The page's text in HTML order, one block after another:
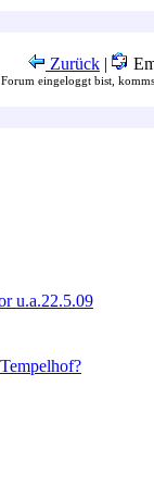
Zurück |
eingeloggt bist,
u.a.22.5.09